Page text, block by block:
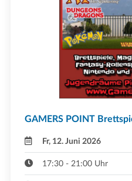
GAMERS POINT
Fr, 12. Juni 2026
17:30 - 21:00 Uhr